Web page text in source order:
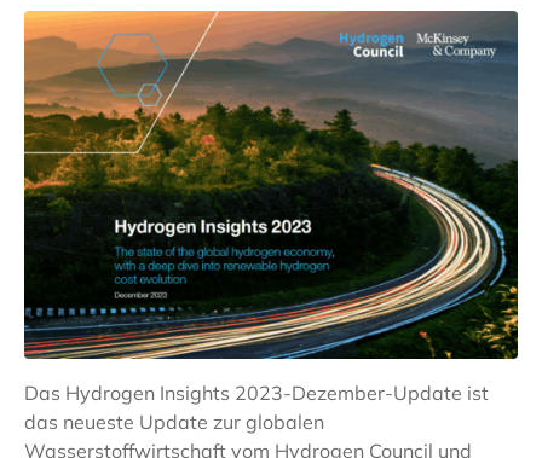
Das Hydrogen Insights 2023-Dezember-Update ist
das neueste Update zur globalen
Wasserstoffwirtschaft vom Hydrogen Council und